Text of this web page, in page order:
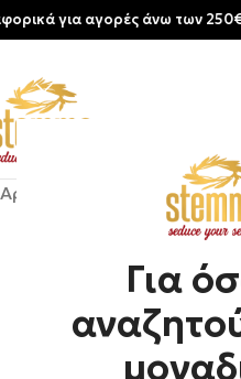
Για
Αρχική σελίδα Shop/
αγορές άνω των 250€ *